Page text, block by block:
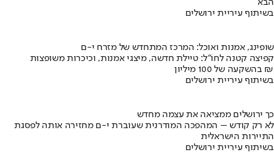
הבא
בשיתוף עיריית ירושלים
שופינג, אמנות ואוכל: המרכז המתחדש של מזרח י-ם
קפיצה קטנה לחו"ל: טיילת חדשה, מיצגי אמנות, וכיכרות משופצות
בהשקעה של 100 מיליון ₪
בשיתוף עיריית ירושלים
כך ירושלים ממציאה את עצמה מחדש
לא רק קודש – המהפכה המודרנית שעוברת י-ם מחזירה אותה לפסגת
התיירות הישראלית
בשיתוף עיריית ירושלים